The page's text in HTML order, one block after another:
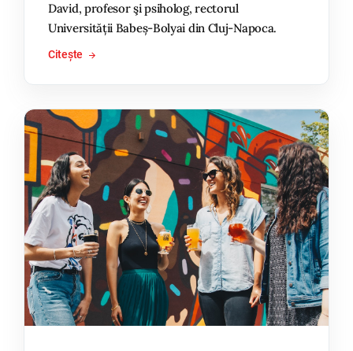
David, profesor şi psiholog, rectorul
Universității Babeș-Bolyai din Cluj-Napoca.
Citește